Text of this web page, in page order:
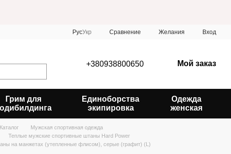
РусУкр Сравнение Желания Вход
+380938800650 Мой заказ
Грим для
Единоборства
экипировка
Одежда
женская
Каталог
Мужская спортивная одежда
Теплые мужские спортивные штаны Hard Power
на манжетах (утепленные флисом), серые (графит) (L)